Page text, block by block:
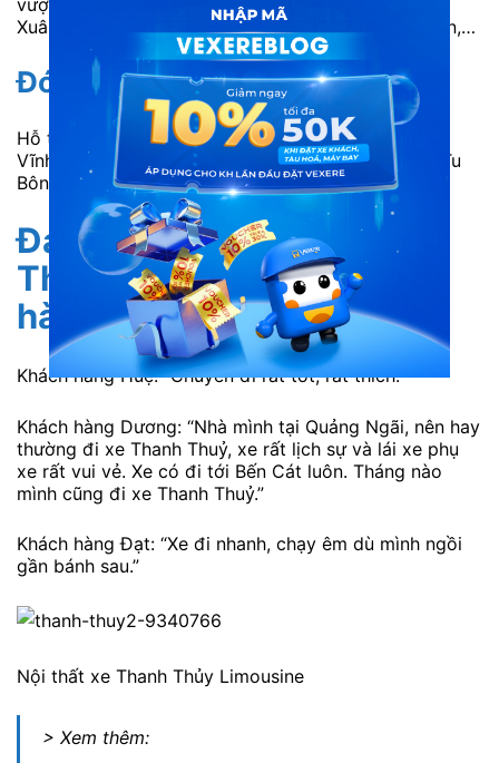
vượt Sóng Thần, Bến xe Lam Hồng, Cầu vượt Linh
Xuân, Đại học Nông Lâm, Suối Tiên, Ngã ba Tân Vạn,…
Đón/trả tại Nha Trang
Hỗ trợ đón/trả khách tại các điểm dọc đường: Chợ
Vĩnh Lương, Bến xe Ninh Hòa, Bến xe Vạn Giã, Ga Tu
Bông, Ga Đại Lãnh,…
Đánh giá nhà xe Thanh
Thủy Limousine từ khách
hàng
Khách hàng Huệ: “Chuyến đi rất tốt, rất thích.”
Khách hàng Dương: “Nhà mình tại Quảng Ngãi, nên hay
thường đi xe Thanh Thuỷ, xe rất lịch sự và lái xe phụ
xe rất vui vẻ. Xe có đi tới Bến Cát luôn. Tháng nào
mình cũng đi xe Thanh Thuỷ.”
Khách hàng Đạt: “Xe đi nhanh, chạy êm dù mình ngồi
gần bánh sau.”
Nội thất xe Thanh Thủy Limousine
> Xem thêm: